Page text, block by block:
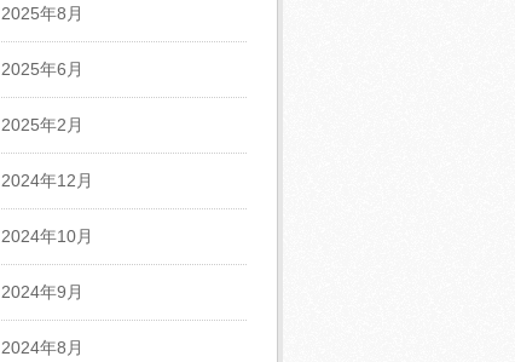
2025年8月
2025年6月
2025年2月
2024年12月
2024年10月
2024年9月
2024年8月